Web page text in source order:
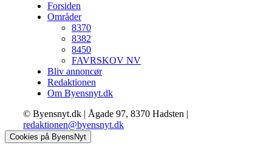
Forsiden
Områder
8370
8382
8450
FAVRSKOV NV
Bliv annoncør
Redaktionen
Om Byensnyt.dk
© Byensnyt.dk | Ågade 97, 8370 Hadsten |
redaktionen@byensnyt.dk
Cookies på ByensNyt